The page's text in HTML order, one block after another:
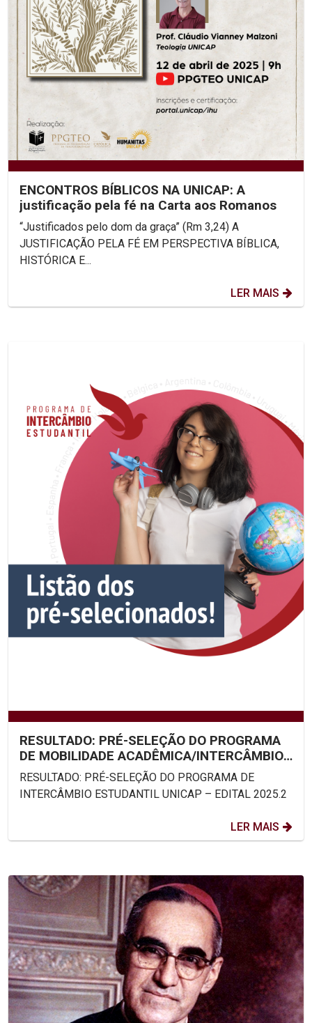
ENCONTROS BÍBLICOS NA UNICAP: A
justificação pela fé na Carta aos Romanos
“Justificados pelo dom da graça” (Rm 3,24) A
JUSTIFICAÇÃO PELA FÉ EM PERSPECTIVA BÍBLICA,
HISTÓRICA E...
LER MAIS
RESULTADO: PRÉ-SELEÇÃO DO PROGRAMA
DE MOBILIDADE ACADÊMICA/INTERCÂMBIO
ESTUDANTIL UNICAP – EDITAL...
RESULTADO: PRÉ-SELEÇÃO DO PROGRAMA DE
INTERCÂMBIO ESTUDANTIL UNICAP – EDITAL 2025.2
LER MAIS